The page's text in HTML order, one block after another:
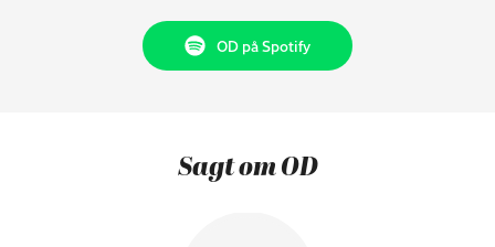
OD på Spotify
Sagt om OD